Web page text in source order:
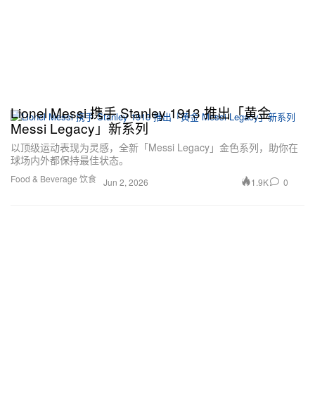
Food & Beverage 饮食
Lionel Messi 携手 Stanley 1913 推出「黄金
Messi Legacy」新系列
以顶级运动表现为灵感，全新「Messi Legacy」金色系列，助你在
球场内外都保持最佳状态。
Jun 2, 2026 1.9K 0